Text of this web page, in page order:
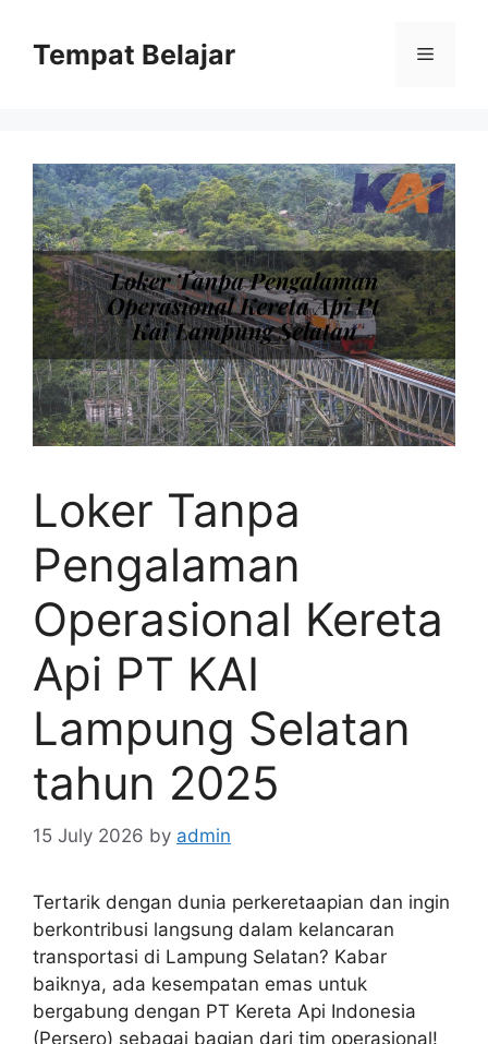
contentTempat Belajar Menu
Loker Tanpa
Pengalaman
Operasional Kereta
Api PT KAI
Lampung Selatan
tahun 2025
15 July 2026 by admin
Tertarik dengan dunia perkeretaapian dan ingin
berkontribusi langsung dalam kelancaran
transportasi di Lampung Selatan? Kabar
baiknya, ada kesempatan emas untuk
bergabung dengan PT Kereta Api Indonesia
(Persero) sebagai bagian dari tim operasional!